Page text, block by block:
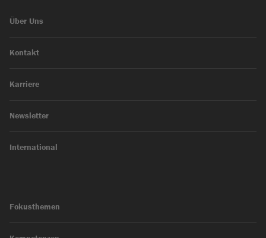
Über Uns
Kontakt
Karriere
Newsletter
International
Fokusthemen